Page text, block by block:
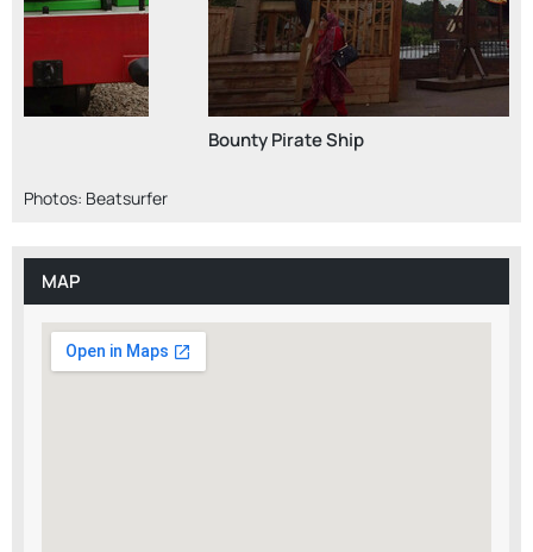
Photos: Beatsurfer
MAP